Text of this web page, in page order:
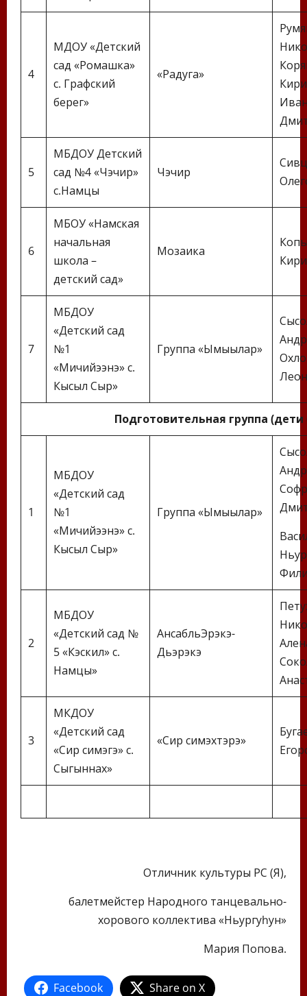
4
МДОУ «Детский
сад «Ромашка»
с. Графский
берег»
«Радуга»
5
МБДОУ Детский
сад №4 «Чэчир»
с.Намцы
Чэчир
6
МБОУ «Намская
начальная
школа –
детский сад»
Мозаика
7
МБДОУ
«Детский сад
№1
«Мичийээнэ» с.
Кысыл Сыр»
Группа «Ымыылар»
Подготовительная группа
1
МБДОУ
«Детский сад
№1
«Мичийээнэ» с.
Кысыл Сыр»
Группа «Ымыылар»
2
МБДОУ
«Детский сад №
5 «Кэскил» с.
Намцы»
АнсабльЭрэкэ-
Дьэрэкэ
3
МКДОУ
«Детский сад
«Сир симэгэ» с.
Сыгыннах»
«Сир симэхтэрэ»
Отличник культуры РС (Я),
балетмейстер Народного танцевально-
хорового коллектива «Ньургуһун»
Мария Попова.
Facebook Share on X